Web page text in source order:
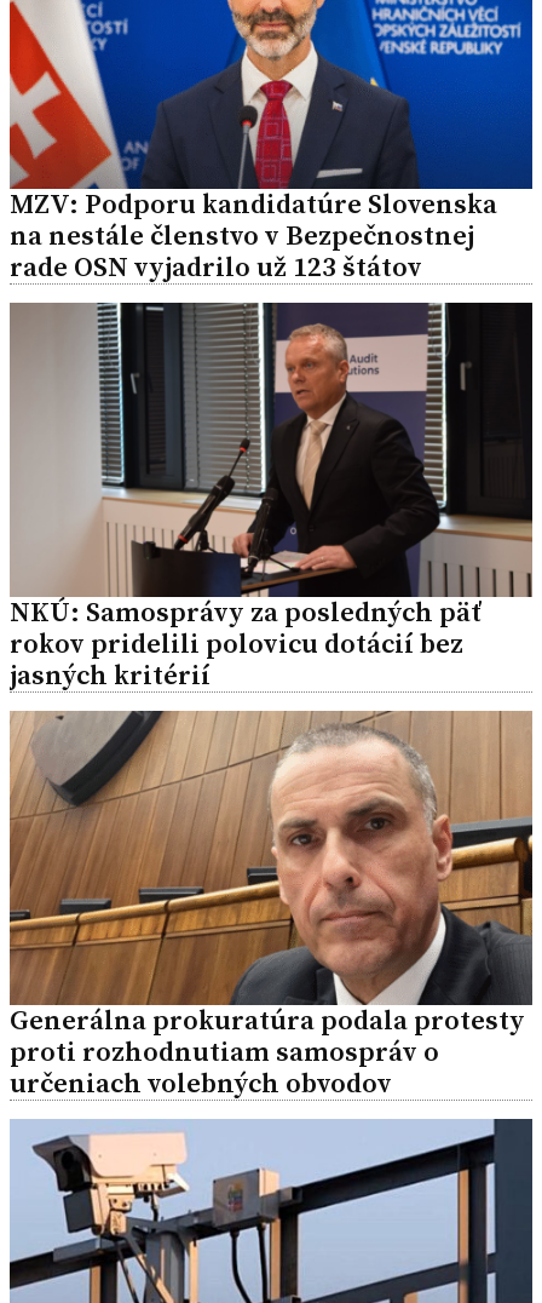
MZV: Podporu kandidatúre Slovenska
na nestále členstvo v Bezpečnostnej
rade OSN vyjadrilo už 123 štátov
NKÚ: Samosprávy za posledných päť
rokov pridelili polovicu dotácií bez
jasných kritérií
Generálna prokuratúra podala protesty
proti rozhodnutiam samospráv o
určeniach volebných obvodov